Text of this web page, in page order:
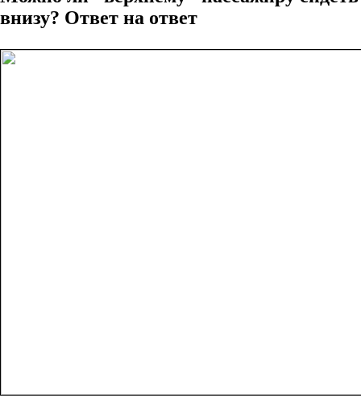
внизу? Ответ на ответ